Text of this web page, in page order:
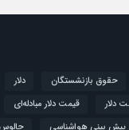
حقوق بازنشستگان دلار
دلار
قیمت دلار مبادله‌ای
پیش بینی هواشناسی
چالوس